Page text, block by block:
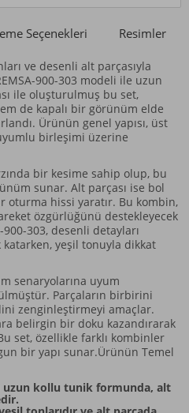
Seçenekleri Resimler
ve desenli alt parçasıyla
900-303 modeli ile uzun
ile oluşturulmuş bu set,
de kapalı bir görünüm elde
Ürünün genel yapısı, üst
birleşimi üzerine
bir kesime sahip olup, bu
sunar. Alt parçası ise bol
oturma hissi yaratır. Bu kombin,
özgürlüğünü destekleyecek
303, desenli detayları
yeşil tonuyla dikkat
senaryolarına uyum
Parçaların birbirini
zenginleştirmeyi amaçlar.
belirgin bir doku kazandırarak
set, özellikle farklı kombinler
bir yapı sunar.Ürünün Temel
uzun kollu tunik formunda, alt